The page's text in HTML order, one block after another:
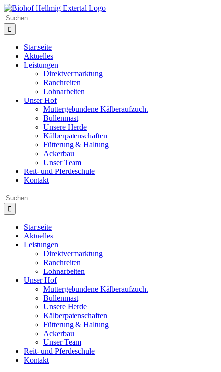
Zum
Inhalt
springen
Suche
nach:
Startseite
Aktuelles
Leistungen
Direktvermarktung
Ranchreiten
Lohnarbeiten
Unser Hof
Muttergebundene Kälberaufzucht
Bullenmast
Unsere Herde
Kälberpatenschaften
Fütterung & Haltung
Ackerbau
Unser Team
Reit- und Pferdeschule
Kontakt
Suche
nach:
Startseite
Aktuelles
Leistungen
Direktvermarktung
Ranchreiten
Lohnarbeiten
Unser Hof
Muttergebundene Kälberaufzucht
Bullenmast
Unsere Herde
Kälberpatenschaften
Fütterung & Haltung
Ackerbau
Unser Team
Reit- und Pferdeschule
Kontakt